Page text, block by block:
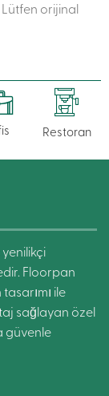
Lütfen orijinal
Restoran
yenilikçi
Floorpan
ile
sağlayan özel
güvenle